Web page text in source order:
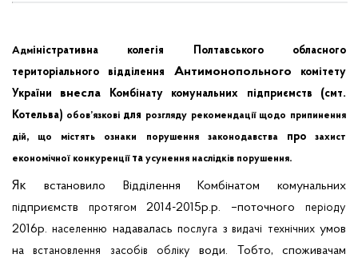
Адміністративна колегія Полтавського
обласного
територіального
відділення Антимонопольного комітету
України внесла Комбінату комунальних підприємств (смт.
Котельва) обов’язковідля розгляду рекомендації щодо припинення
дій, що містять ознаки порушення законодавства прозахист
економічної конкуренціїта усунення наслідків порушення.
Як встановило Відділення Комбінатом комунальних
підприємств протягом 2014-2015р.р. –поточного періоду
2016р.населенню надаваласьпослуга з видачі технічнихумов
навстановлення засобів обліку води. Тобто,споживачам